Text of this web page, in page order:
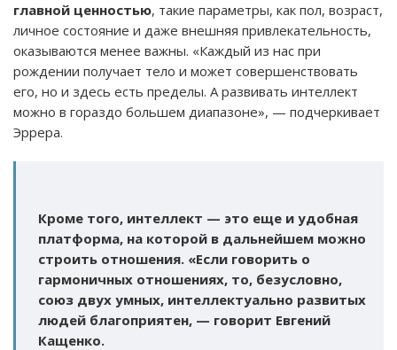
главной ценностью, такие параметры, как пол, возраст,
личное состояние и даже внешняя привлекательность,
оказываются менее важны. «Каждый из нас при
рождении получает тело и может совершенствовать
его, но и здесь есть пределы. А развивать интеллект
можно в гораздо большем диапазоне», — подчеркивает
Эррера.
Кроме того, интеллект — это еще и удобная
платформа, на которой в дальнейшем можно
строить отношения. «Если говорить о
гармоничных отношениях, то, безусловно,
союз двух умных, интеллектуально развитых
людей благоприятен, — говорит Евгений
Кащенко.